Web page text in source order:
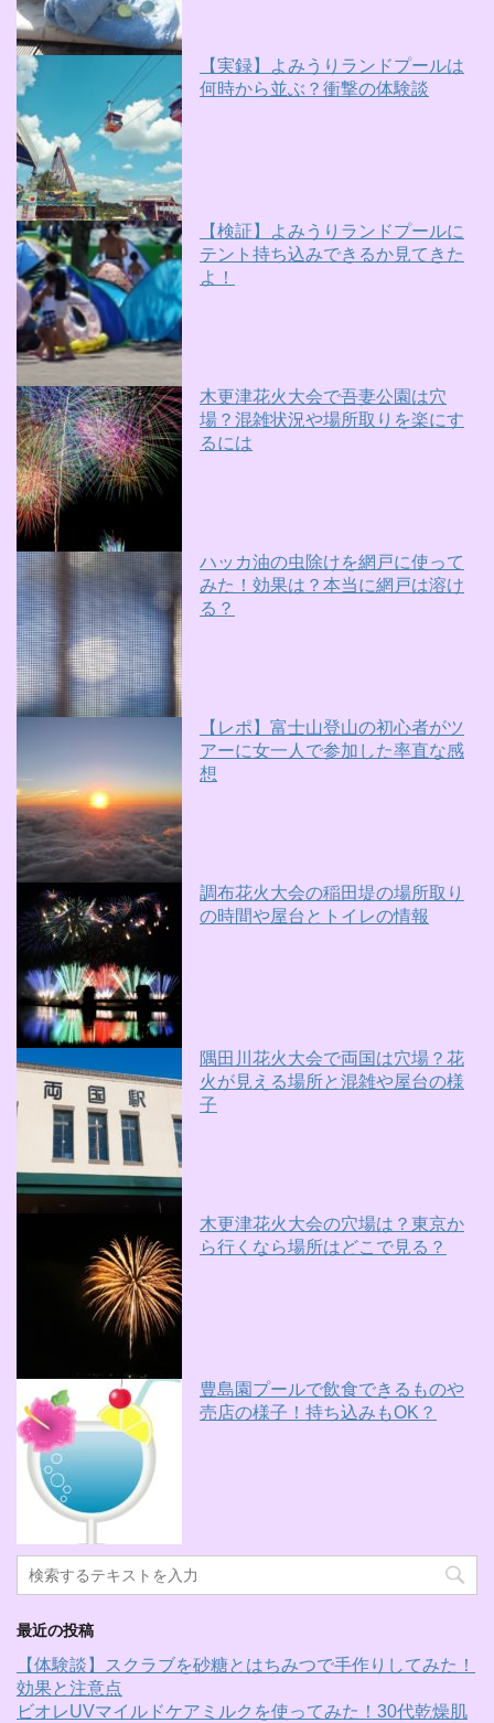
【実録】よみうりランドプールは
何時から並ぶ？衝撃の体験談
【検証】よみうりランドプールに
テント持ち込みできるか見てきた
よ！
木更津花火大会で吾妻公園は穴
場？混雑状況や場所取りを楽にす
るには
ハッカ油の虫除けを網戸に使って
みた！効果は？本当に網戸は溶け
る？
【レポ】富士山登山の初心者がツ
アーに女一人で参加した率直な感
想
調布花火大会の稲田堤の場所取り
の時間や屋台とトイレの情報
隅田川花火大会で両国は穴場？花
火が見える場所と混雑や屋台の様
子
木更津花火大会の穴場は？東京か
ら行くなら場所はどこで見る？
豊島園プールで飲食できるものや
売店の様子！持ち込みもOK？
最近の投稿
【体験談】スクラブを砂糖とはちみつで手作りしてみた！
効果と注意点
ビオレUVマイルドケアミルクを使ってみた！30代乾燥肌